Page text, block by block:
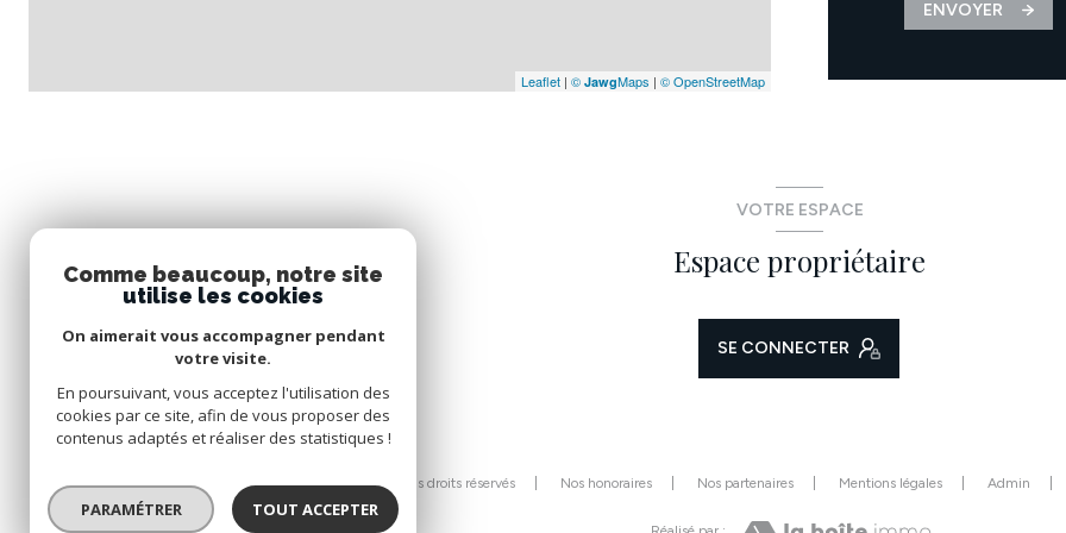
Leaflet | © JawgMaps | © OpenStreetMap
ENVOYER
VOTRE ESPACE
Espace propriétaire
SE CONNECTER
© 2026 | Tous droits réservés Nos honoraires Nos partenaires Mentions légales Admin
Comme beaucoup, notre site
utilise les cookies
On aimerait vous accompagner pendant
votre visite.
En poursuivant, vous acceptez l'utilisation des
cookies par ce site, afin de vous proposer des
contenus adaptés et réaliser des statistiques !
PARAMÉTRER TOUT ACCEPTER